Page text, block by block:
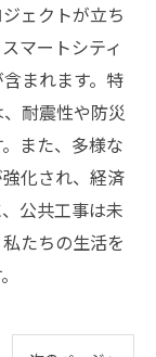
ェクトが立ち
マートシティ
まれます。特
耐震性や防災
また、多様な
化され、経済
公共工事は未
たちの生活を